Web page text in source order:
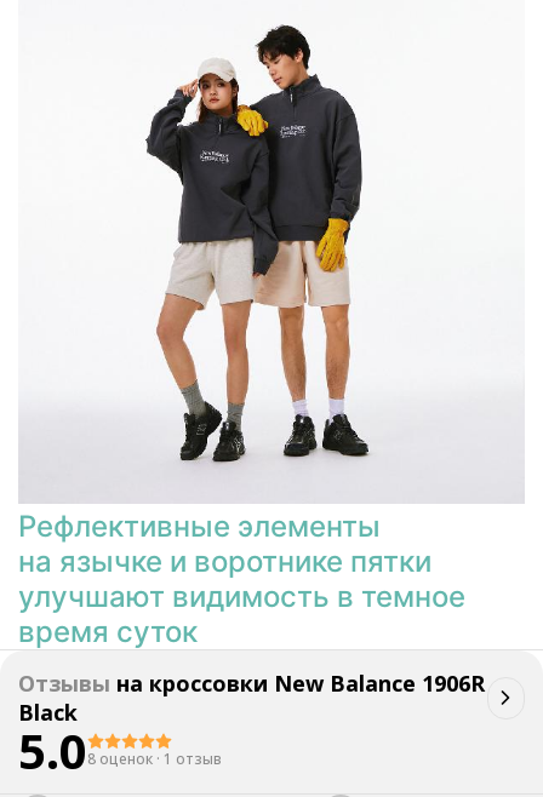
Рефлективные элементы
на язычке и воротнике пятки
улучшают видимость в темное
время суток
Отзывы на кроссовки New Balance 1906R
Black
5.08 оценок · 1 отзыв